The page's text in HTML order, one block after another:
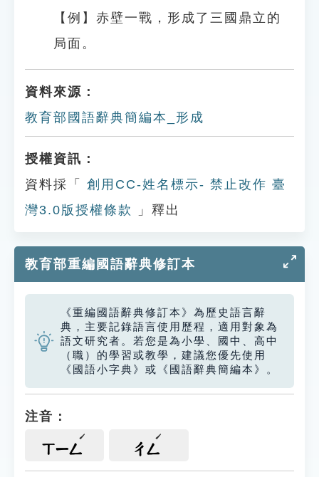
【例】赤壁一戰，形成了三國鼎立的
局面。
資料來源：
教育部國語辭典簡編本_形成
授權資訊：
資料採「
創用CC-姓名標示- 禁止改作 臺
灣3.0版授權條款
」釋出
教育部重編國語辭典修訂本
《重編國語辭典修訂本》為歷史語言辭
典，主要記錄語言使用歷程，適用對象為
語文研究者。若您是為小學、國中、高中
（職）的學習或教學，建議您優先使用
《國語小字典》或《國語辭典簡編本》。
注音：
ㄒㄧㄥ ㄔㄥ